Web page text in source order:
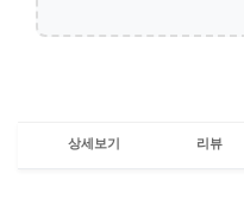
상세보기 리뷰